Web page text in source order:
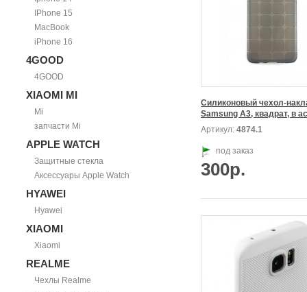
IPhone 15
MacBook
iPhone 16
4GOOD
4GOOD
XIAOMI MI
Mi
запчасти Mi
APPLE WATCH
Защитные стекла
Аксессуары Apple Watch
HYAWEI
Hyawei
XIAOMI
Xiaomi
REALME
Чехлы Realme
Силиконовый чехол-
Артикул: 4874.1
под заказ
300р.